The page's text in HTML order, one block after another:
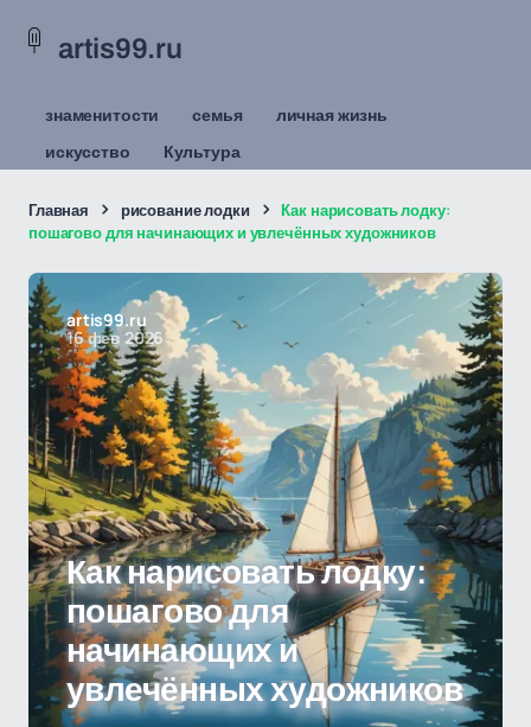
artis99.ru
знаменитости семья
личная жизнь
искусство
Культура
Главная рисование лодки
Как нарисовать лодку:
пошагово для начинающих и увлечённых художников
artis99.ru
16 фев 2026
Как нарисовать лодку:
пошагово для
начинающих и
увлечённых художников